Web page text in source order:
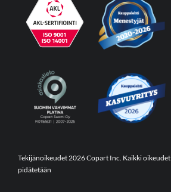
Tekijänoikeudet 2026 Copart Inc. Kaikki oikeudet
pidätetään